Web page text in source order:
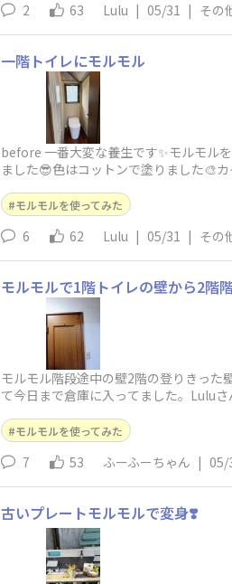
2 63 Lulu | 05/31 | その
一階トイレにモルモル
before 一番大変な養生です✨モルモル
ました😎色はコットンで塗りました🎨
モルモルを使ってみた
6 62 Lulu | 05/31 | その
モルモルで1階トイレの壁から2階
モルモル階段途中の壁2階の登りきった
て今日まで倉庫に入ってました。Lulu
モルモルを使ってみた
7 53 ふーふーちゃん | 05/
古いプレートモルモルで変身❣️